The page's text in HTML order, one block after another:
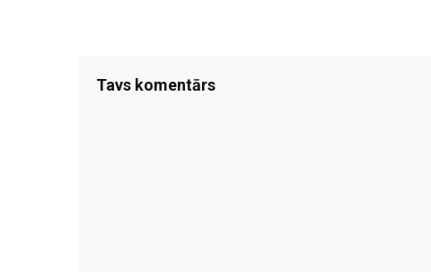
Tavs komentārs